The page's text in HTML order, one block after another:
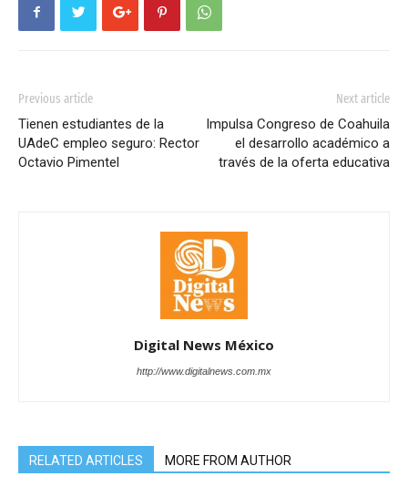
Previous article
Tienen estudiantes de la
UAdeC empleo seguro: Rector
Octavio Pimentel
Next article
Impulsa Congreso de Coahuila
el desarrollo académico a
través de la oferta educativa
Digital News México
http://www.digitalnews.com.mx
RELATED ARTICLES MORE FROM AUTHOR